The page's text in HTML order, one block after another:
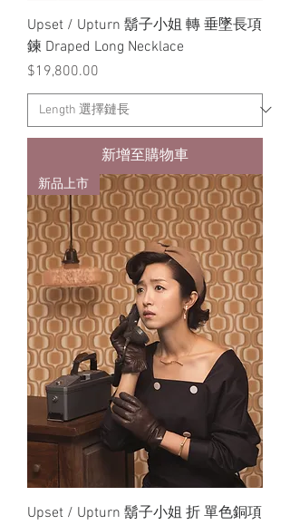
Upset / Upturn 鬍子小姐 轉 垂墜長項
鍊 Draped Long Necklace
價格
$19,800.00
新增至購物車
新品上市
Upset / Upturn 鬍子小姐 折 單色銅項